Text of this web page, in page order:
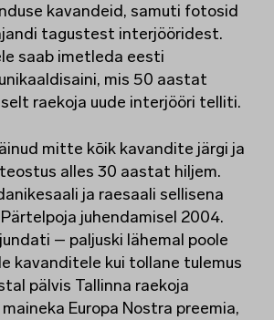
kavandeid, samuti fotosid
tagustest interjööridest.
saab imetleda eesti
mis 50 aastat
raekoja uude interjööri telliti.
mitte kõik kavandite järgi ja
alles 30 aastat hiljem.
ja raesaali sellisena
juhendamisel 2004.
– paljuski lähemal poole
kavanditele kui tollane tulemus
pälvis Tallinna raekoja
Europa Nostra preemia,